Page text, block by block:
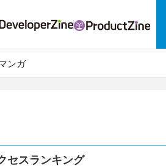
ンガ
セスランキング